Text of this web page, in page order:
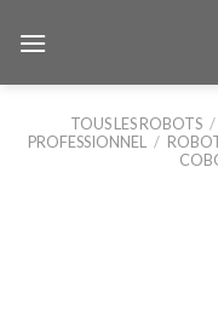
TOUS LES ROBOTS /
PROFESSIONNEL
/